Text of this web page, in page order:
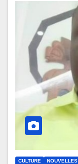
CULTURE NOUVELLES